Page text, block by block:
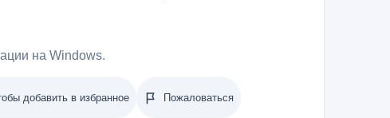
на Windows.
добавить в избранное Пожаловаться